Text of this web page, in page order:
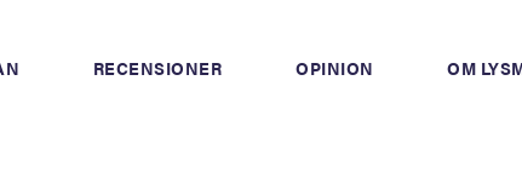
RECENSIONER OPINION OM